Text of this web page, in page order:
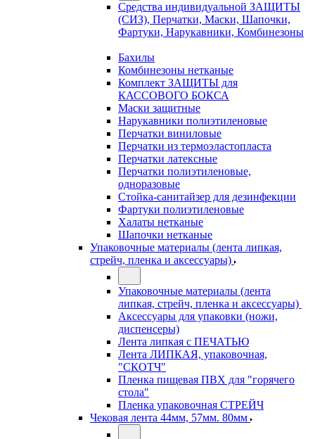
Средства индивидуальной ЗАЩИТЫ
(СИЗ), Перчатки, Маски, Шапочки,
Фартуки, Нарукавники, Комбинезоны
Бахилы
Комбинезоны нетканые
Комплект ЗАЩИТЫ для
КАССОВОГО БОКСА
Маски защитные
Нарукавники полиэтиленовые
Перчатки виниловые
Перчатки из термоэластопласта
Перчатки латексные
Перчатки полиэтиленовые,
одноразовые
Стойка-санитайзер для дезинфекции
Фартуки полиэтиленовые
Халаты нетканые
Шапочки нетканые
Упаковочные материалы (лента липкая,
стрейч, пленка и аксессуары)
Упаковочные материалы (лента
липкая, стрейч, пленка и аксессуары)
Аксессуары для упаковки (ножи,
диспенсеры)
Лента липкая с ПЕЧАТЬЮ
Лента ЛИПКАЯ, упаковочная,
"СКОТЧ"
Пленка пищевая ПВХ для "горячего
стола"
Пленка упаковочная СТРЕЙЧ
Чековая лента 44мм, 57мм. 80мм